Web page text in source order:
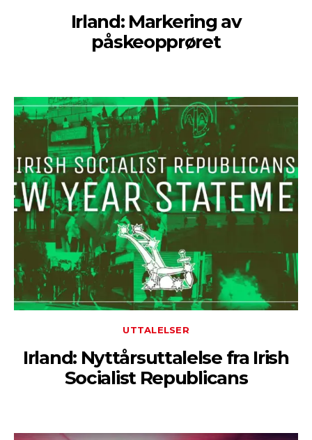
Irland: Markering av
påskeopprøret
UTTALELSER
Irland: Nyttårsuttalelse fra Irish
Socialist Republicans